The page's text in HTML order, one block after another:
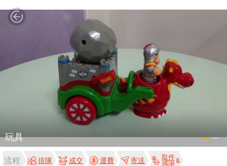
玩具
流程 排隊 成交 運費 寄送
取件
感謝